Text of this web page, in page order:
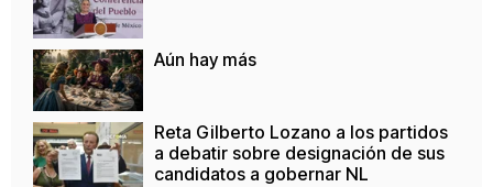
Aún hay más
Reta Gilberto Lozano a los partidos
a debatir sobre designación de sus
candidatos a gobernar NL